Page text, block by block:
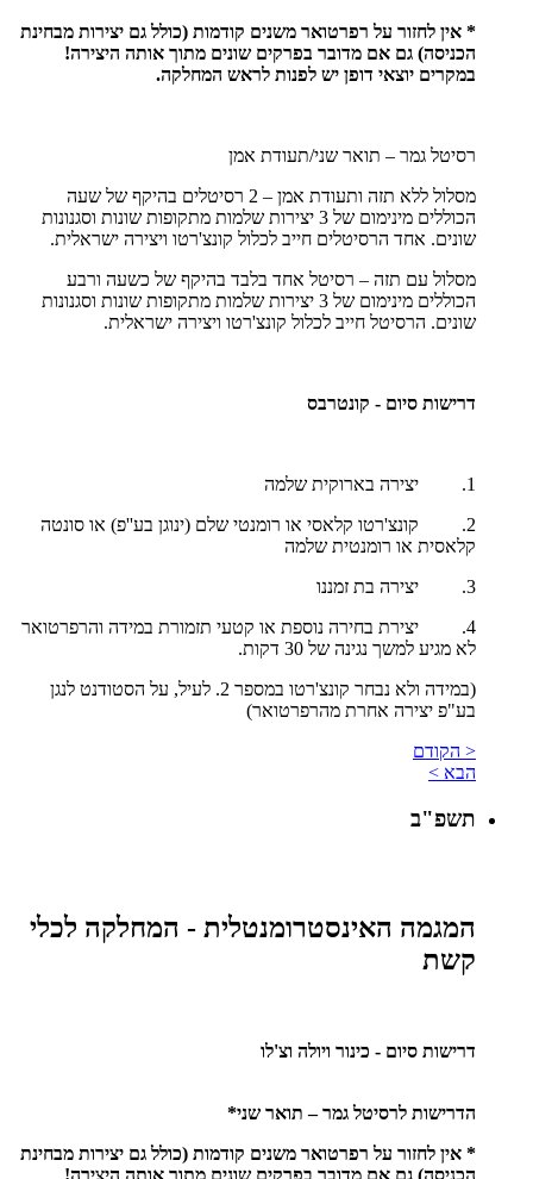
* אין לחזור על רפרטואר משנים קודמות (כולל גם יצירות מבחינת
הכניסה) גם אם מדובר בפרקים שונים מתוך אותה היצירה!
במקרים יוצאי דופן יש לפנות לראש המחלקה.
רסיטל גמר – תואר שני/תעודת אמן
מסלול ללא תזה ותעודת אמן – 2 רסיטלים בהיקף של שעה
הכוללים מינימום של 3 יצירות שלמות מתקופות שונות וסגנונות
שונים. אחד הרסיטלים חייב לכלול קונצ'רטו ויצירה ישראלית.
מסלול עם תזה – רסיטל אחד בלבד בהיקף של כשעה ורבע
הכוללים מינימום של 3 יצירות שלמות מתקופות שונות וסגנונות
שונים. הרסיטל חייב לכלול קונצ'רטו ויצירה ישראלית.
דרישות סיום - קונטרבס
1. יצירה בארוקית שלמה
2. קונצ'רטו קלאסי או רומנטי שלם (ינוגן בע''פ) או סונטה
קלאסית או רומנטית שלמה
3. יצירה בת זמננו
4. יצירת בחירה נוספת או קטעי תזמורת במידה והרפרטואר
לא מגיע למשך נגינה של 30 דקות.
(במידה ולא נבחר קונצ'רטו במספר 2. לעיל, על הסטודנט לנגן
בע"פ יצירה אחרת מהרפרטואר)
< הקודם
הבא >
תשפ"ב
המגמה האינסטרומנטלית - המחלקה לכלי
קשת
דרישות סיום - כינור ויולה וצ'לו
הדרישות לרסיטל גמר – תואר שני*
* אין לחזור על רפרטואר משנים קודמות (כולל גם יצירות מבחינת
הכניסה) גם אם מדובר בפרקים שונים מתוך אותה היצירה!